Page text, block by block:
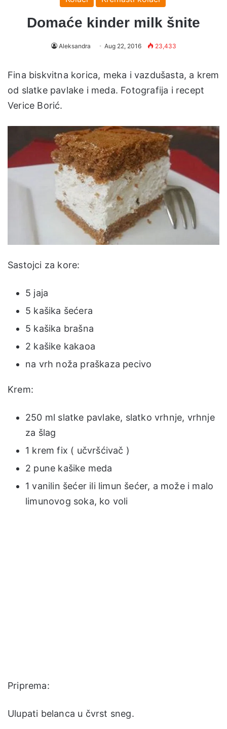
Domaće kinder milk šnite
Aleksandra Aug 22, 2016 23,433
Fina biskvitna korica, meka i vazdušasta, a krem
od slatke pavlake i meda. Fotografija i recept
Verice Borić.
Sastojci za kore:
5 jaja
5 kašika šećera
5 kašika brašna
2 kašike kakaoa
na vrh noža praškaza pecivo
Krem:
250 ml slatke pavlake, slatko vrhnje, vrhnje
za šlag
1 krem fix ( učvršćivač )
2 pune kašike meda
1 vanilin šećer ili limun šećer, a može i malo
limunovog soka, ko voli
Priprema:
Ulupati belanca u čvrst sneg.